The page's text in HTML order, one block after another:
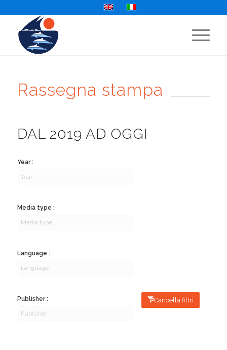
Rassegna stampa
DAL 2019 AD OGGI
Year :
Media type :
Language :
Publisher : Cancella filtri